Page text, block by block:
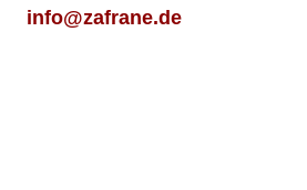
info@zafrane.de